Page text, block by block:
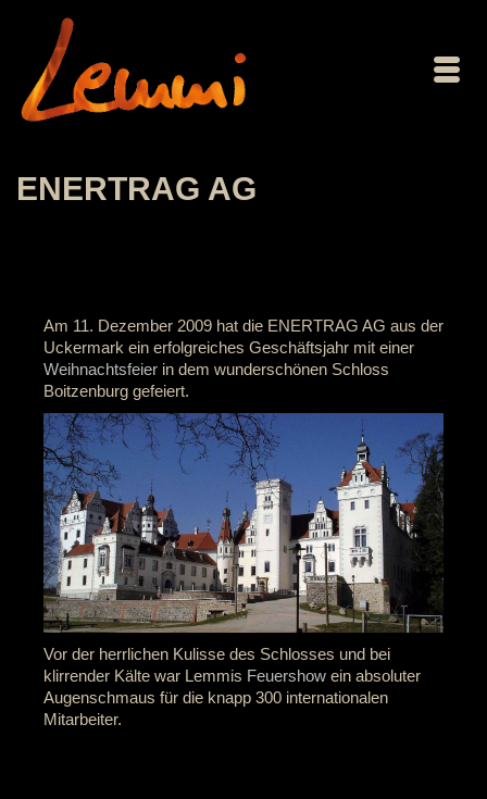
ENERTRAG AG
Am 11. Dezember 2009 hat die ENERTRAG AG aus der
Uckermark ein erfolgreiches Geschäftsjahr mit einer
Weihnachtsfeier in dem wunderschönen Schloss
Boitzenburg gefeiert.
Vor der herrlichen Kulisse des Schlosses und bei
klirrender Kälte war Lemmis Feuershow ein absoluter
Augenschmaus für die knapp 300 internationalen
Mitarbeiter.